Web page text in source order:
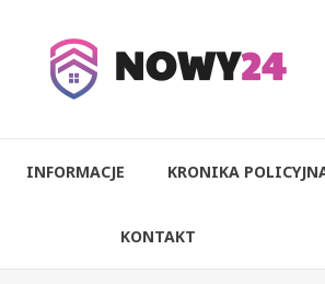
INFORMACJE KRONIKA
KONTAKT